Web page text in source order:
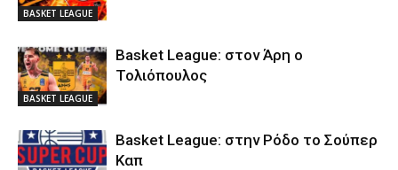
BASKET LEAGUE
BASKET LEAGUE
Basket League: στον Άρη ο
Τολιόπουλος
Basket League: στην Ρόδο το Σούπερ
Καπ